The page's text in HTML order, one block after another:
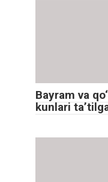
Bayram va
kunlari